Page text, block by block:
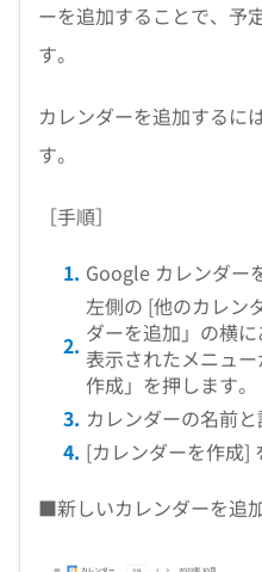
ーを追加することで、予
す。
カレンダーを追加するに
す。
［手順］
Google カレンダー
左側の [他のカレン
ダーを追加」の横に
表示されたメニュ
作成」を押します。
カレンダーの名前と
[カレンダーを作成]
■新しいカレンダーを追